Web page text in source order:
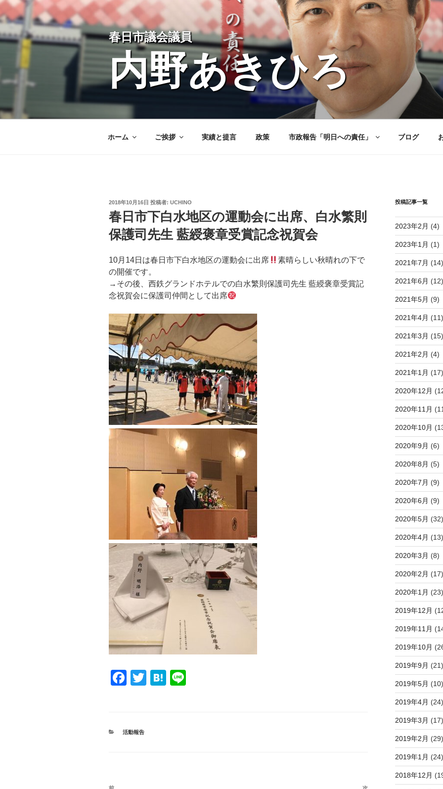
コ
ン
ン
プ
春日市議会議員
内野あきひろ
ホーム ご挨拶 実績と提言 政策 市政報告「明日への責任」 ブログ
投
日:
2018年10月16日 投稿者: UCHINO
春日市下白水地区の運動会に出席、白水繁則
保護司先生 藍綬褒章受賞記念祝賀会
10月14日は春日市下白水地区の運動会に出席
素晴らしい秋晴れの下で
の開催です。
→その後、西鉄グランドホテルでの白水繁則保護司先生 藍綬褒章受賞記
念祝賀会に保護司仲間として出席
F
e
b
T
H
カ
活動報告
投
投稿記事一覧
2023年2月 (4)
2023年1月 (1)
2021年7月 (14)
2021年6月 (12)
2021年5月 (9)
2021年4月 (11)
2021年3月 (15)
2021年2月 (4)
2021年1月 (17)
2020年12月
2020年11月
2020年10月
2020年9月 (6)
2020年8月 (5)
2020年7月 (9)
2020年6月 (9)
2020年5月 (32)
2020年4月 (13)
2020年3月 (8)
2020年2月 (17)
2020年1月 (23)
2019年12月
2019年11月
2019年10月
2019年9月 (21)
2019年5月 (10)
2019年4月 (24)
2019年3月 (17)
2019年2月 (29)
2019年1月 (24)
2018年12月